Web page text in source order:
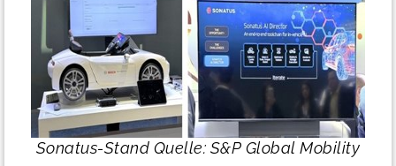
Sonatus-Stand Quelle: S&P Global Mobility